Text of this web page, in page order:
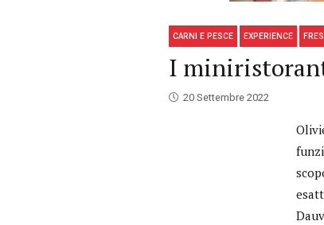
CARNI E PESCE EXPERIENCE
I
20 Settembre 2022